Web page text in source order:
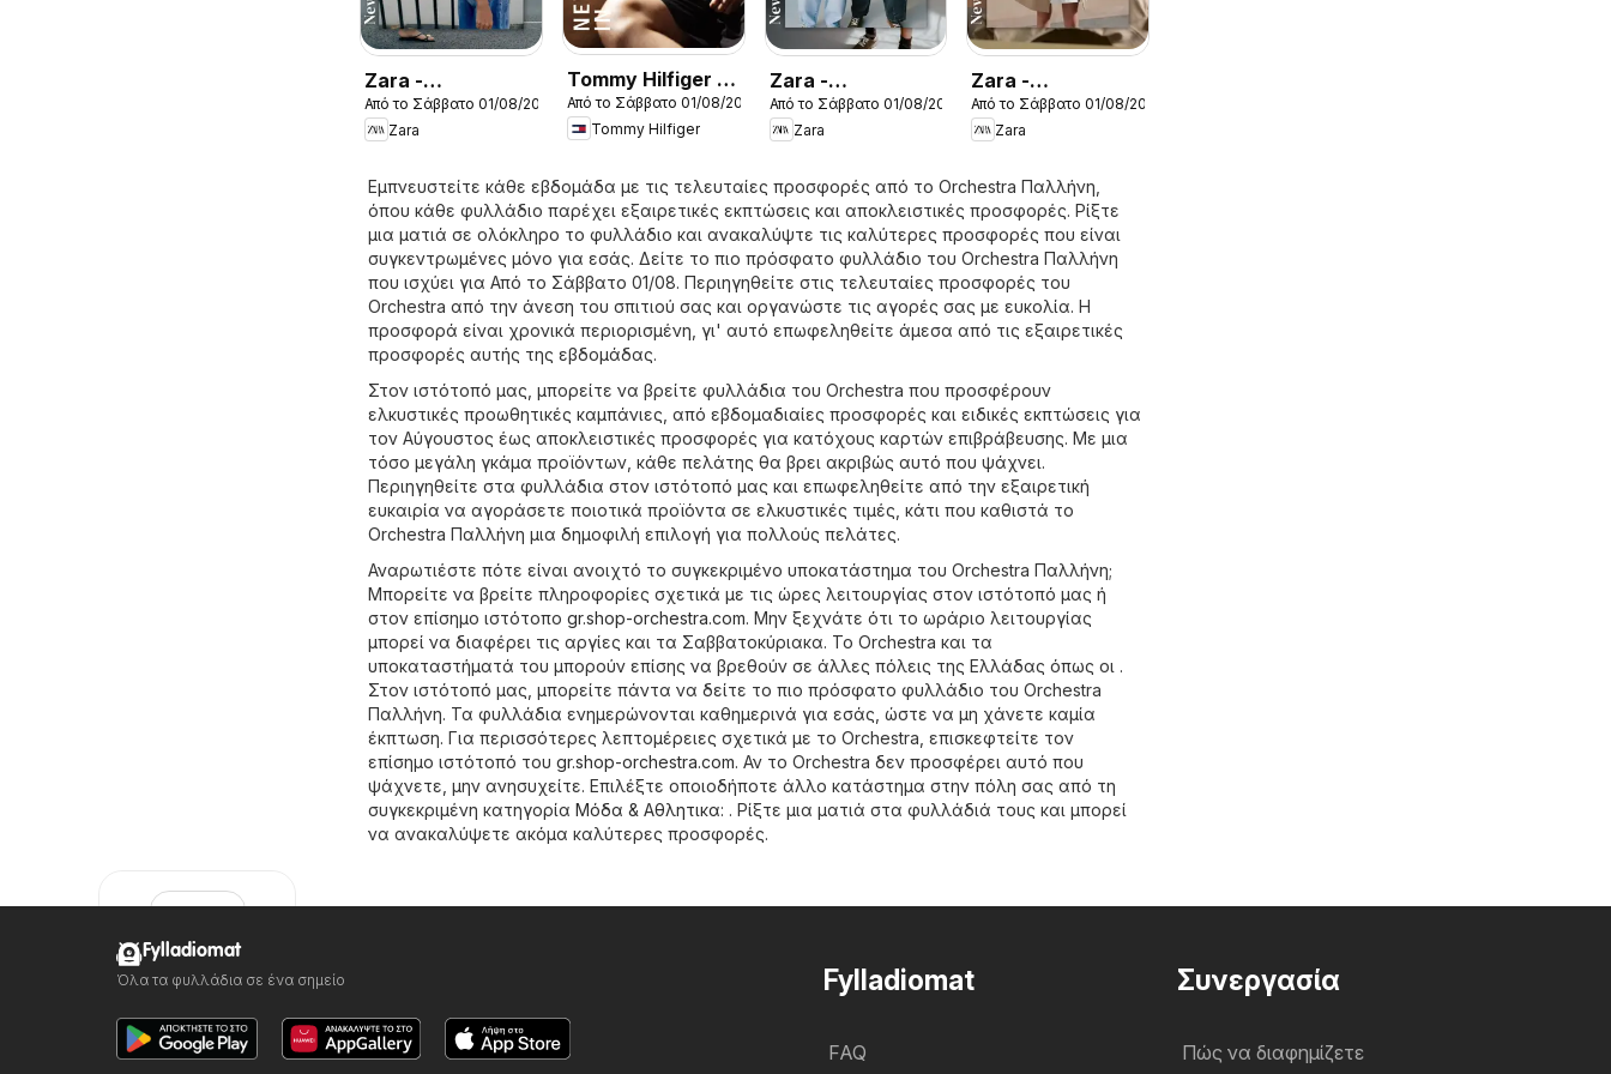
Zara -
Kατάλογος
8/2026 women
Από το Σάββατο 01/08/2026
Zara
Tommy Hilfiger -
Kατάλογος
8/2026 New in
Από το Σάββατο 01/08/2026
Tommy Hilfiger
Zara -
Kατάλογος
8/2026 boys
Από το Σάββατο 01/08/2026
Zara
Zara -
Kατάλογος
8/2026 girls
Από το Σάββατο 01/08/2026
Zara
Εμπνευστείτε κάθε εβδομάδα με τις τελευταίες προσφορές από το Orchestra Παλλήνη,
όπου κάθε φυλλάδιο παρέχει εξαιρετικές εκπτώσεις και αποκλειστικές προσφορές. Ρίξτε
μια ματιά σε ολόκληρο το φυλλάδιο και ανακαλύψτε τις καλύτερες προσφορές που είναι
συγκεντρωμένες μόνο για εσάς. Δείτε το πιο πρόσφατο φυλλάδιο του Orchestra Παλλήνη
που ισχύει για Από το Σάββατο 01/08. Περιηγηθείτε στις τελευταίες προσφορές του
Orchestra από την άνεση του σπιτιού σας και οργανώστε τις αγορές σας με ευκολία. Η
προσφορά είναι χρονικά περιορισμένη, γι' αυτό επωφεληθείτε άμεσα από τις εξαιρετικές
προσφορές αυτής της εβδομάδας.
Στον ιστότοπό μας, μπορείτε να βρείτε φυλλάδια του Orchestra που προσφέρουν
ελκυστικές προωθητικές καμπάνιες, από εβδομαδιαίες προσφορές και ειδικές εκπτώσεις για
τον Αύγουστος έως αποκλειστικές προσφορές για κατόχους καρτών επιβράβευσης. Με μια
τόσο μεγάλη γκάμα προϊόντων, κάθε πελάτης θα βρει ακριβώς αυτό που ψάχνει.
Περιηγηθείτε στα φυλλάδια στον ιστότοπό μας και επωφεληθείτε από την εξαιρετική
ευκαιρία να αγοράσετε ποιοτικά προϊόντα σε ελκυστικές τιμές, κάτι που καθιστά το
Orchestra Παλλήνη μια δημοφιλή επιλογή για πολλούς πελάτες.
Αναρωτιέστε πότε είναι ανοιχτό το συγκεκριμένο υποκατάστημα του Orchestra Παλλήνη;
Μπορείτε να βρείτε πληροφορίες σχετικά με τις ώρες λειτουργίας στον ιστότοπό μας ή
στον επίσημο ιστότοπο gr.shop-orchestra.com. Μην ξεχνάτε ότι το ωράριο λειτουργίας
μπορεί να διαφέρει τις αργίες και τα Σαββατοκύριακα. Το Orchestra και τα
υποκαταστήματά του μπορούν επίσης να βρεθούν σε άλλες πόλεις της Ελλάδας όπως οι .
Στον ιστότοπό μας, μπορείτε πάντα να δείτε το πιο πρόσφατο φυλλάδιο του Orchestra
Παλλήνη. Τα φυλλάδια ενημερώνονται καθημερινά για εσάς, ώστε να μη χάνετε καμία
έκπτωση. Για περισσότερες λεπτομέρειες σχετικά με το Orchestra, επισκεφτείτε τον
επίσημο ιστότοπό του gr.shop-orchestra.com. Αν το Orchestra δεν προσφέρει αυτό που
ψάχνετε, μην ανησυχείτε. Επιλέξτε οποιοδήποτε άλλο κατάστημα στην πόλη σας από τη
συγκεκριμένη κατηγορία Μόδα & Aθλητικα: . Ρίξτε μια ματιά στα φυλλάδιά τους και μπορεί
να ανακαλύψετε ακόμα καλύτερες προσφορές.
Fylladiomat
FAQ
Συνεργασία
Πώς να διαφημίζετε
Fylladiomat
Όλα τα φυλλάδια σε ένα σημείο